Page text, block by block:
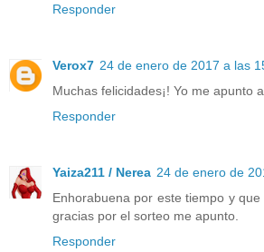
Responder
Verox7 24 de enero de 2017 a las
Muchas felicidades¡! Yo me apunto
Responder
Yaiza211 / Nerea 24 de enero de
Enhorabuena por este tiempo y
gracias por el sorteo me apunto.
Responder